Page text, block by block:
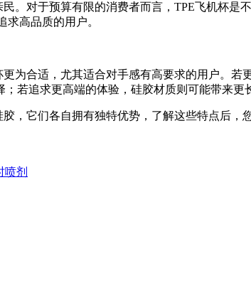
。对于预算有限的消费者而言，TPE飞机杯是
高品质的用户。
为合适，尤其适合对手感有高要求的用户。若
若追求更高端的体验，硅胶材质则可能带来更
，它们各自拥有独特优势，了解这些特点后，
喷剂